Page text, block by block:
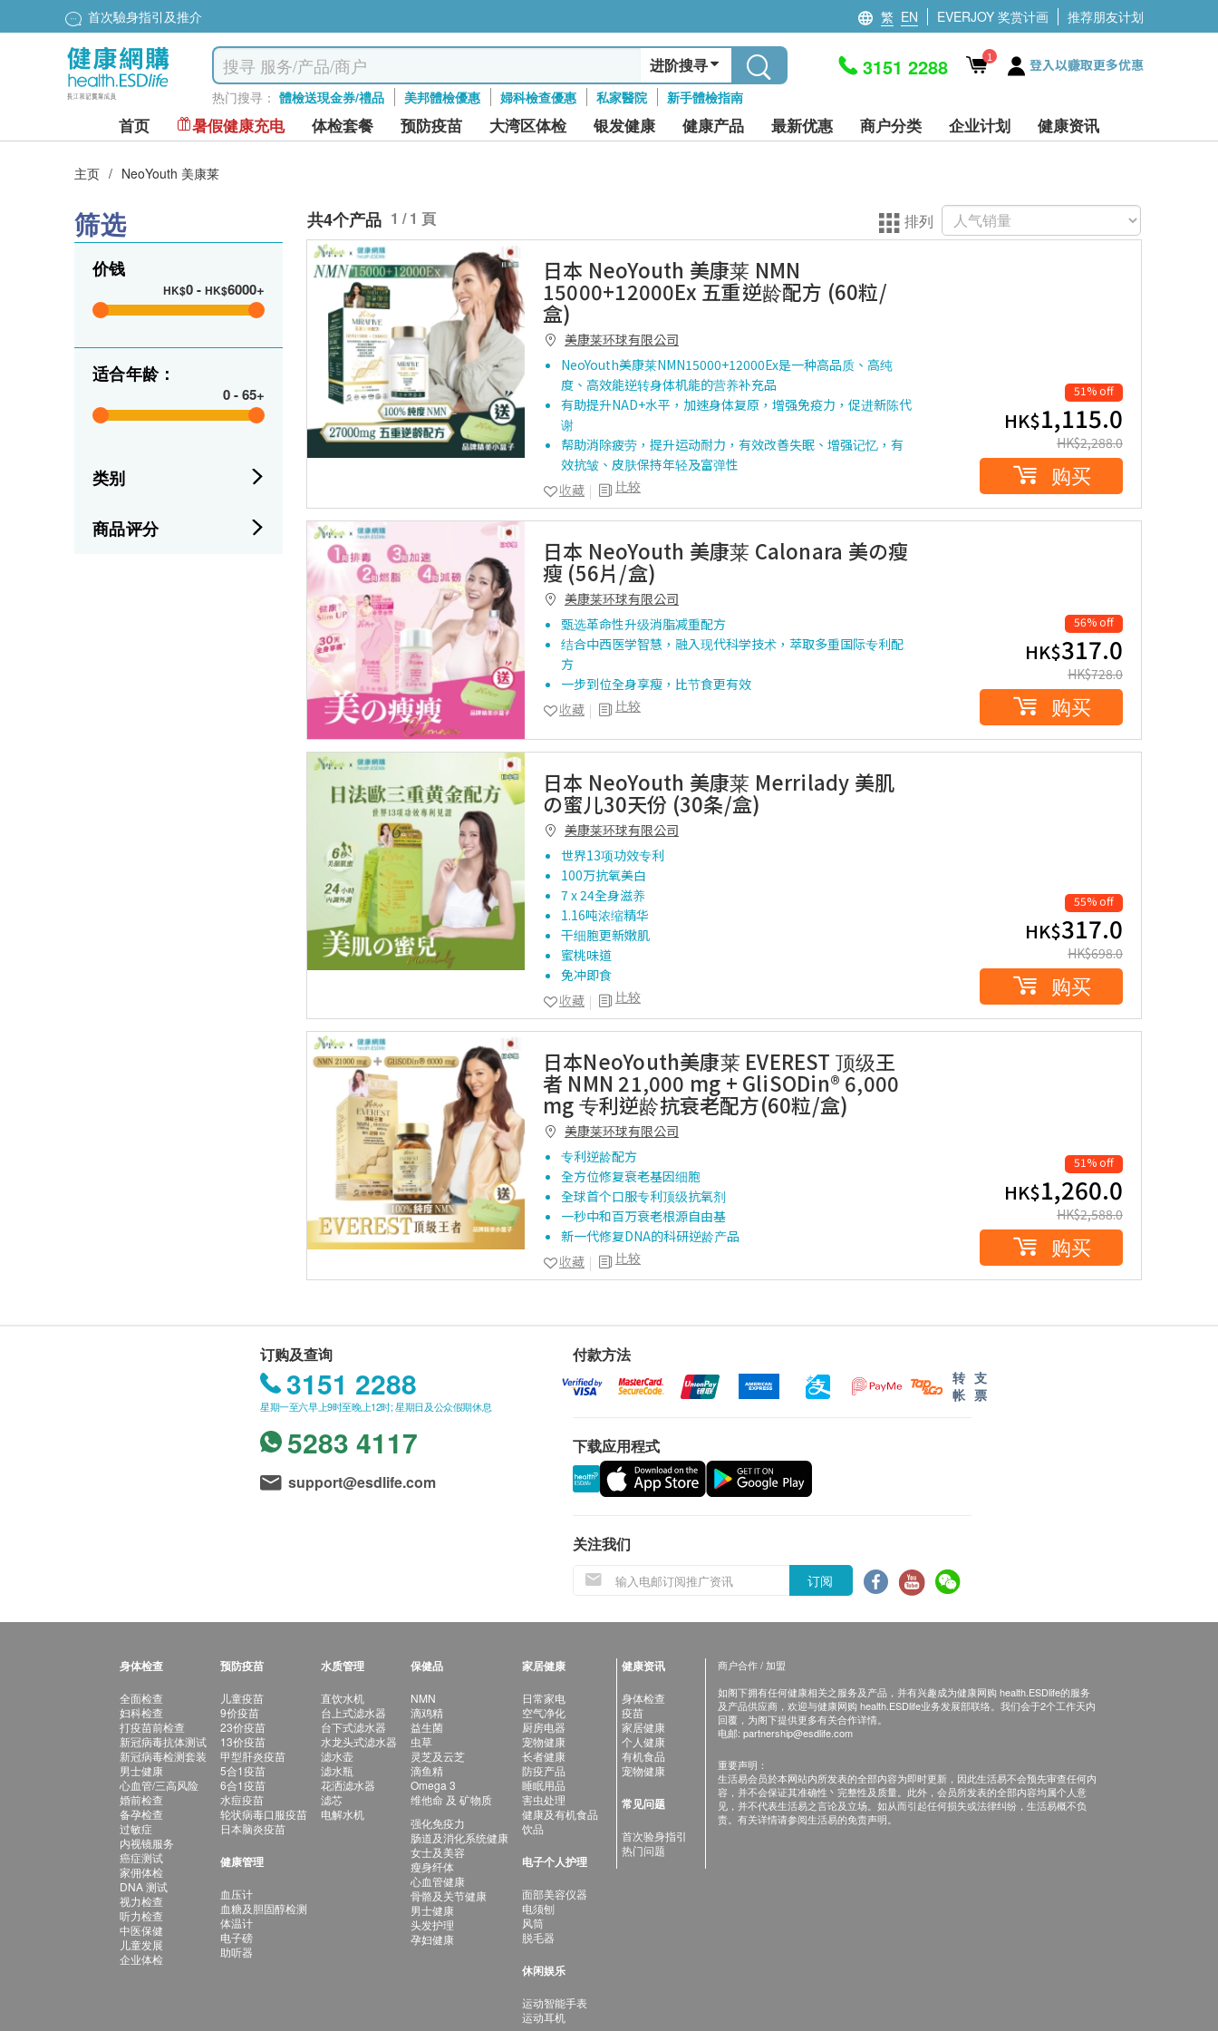
首次驗身指引及推介 繁 EN EVERJOY 奖赏计画 推荐朋友计划
进阶搜寻
热门搜寻： 體檢送現金券/禮品 美邦體檢優惠 婦科檢查優惠 私家醫院 新手體檢指南
3151 2288 1 登入以赚取更多优惠
首页 暑假健康充电 体检套餐 预防疫苗 大湾区体检 银发健康 健康产品 最新优惠 商户分类 企业计划 健康资讯
主页 / NeoYouth 美康莱
筛选
价钱
HK$0- HK$6000+
适合年龄：
0-65+
类别
商品评分
共4个产品 1 / 1 頁 排列
日本 NeoYouth 美康莱 NMN
15000+12000Ex 五重逆龄配方 (60粒/
盒)
美康莱环球有限公司
NeoYouth美康莱NMN15000+12000Ex是一种高品质、高纯
度、高效能逆转身体机能的营养补充品
有助提升NAD+水平，加速身体复原，增强免疫力，促进新陈代
谢
帮助消除疲劳，提升运动耐力，有效改善失眠、增强记忆，有
效抗皱、皮肤保持年轻及富弹性
比较
收藏
51% off
HK$1,115.0
HK$2,288.0
购买
日本 NeoYouth 美康莱 Calonara 美の瘦
瘦 (56片/盒)
美康莱环球有限公司
甄选革命性升级消脂减重配方
结合中西医学智慧，融入现代科学技术，萃取多重国际专利配
方
一步到位全身享瘦，比节食更有效
比较
收藏
56% off
HK$317.0
HK$728.0
购买
日本 NeoYouth 美康莱 Merrilady 美肌
の蜜儿30天份 (30条/盒)
美康莱环球有限公司
世界13项功效专利
100万抗氧美白
7 x 24全身滋养
1.16吨浓缩精华
干细胞更新嫩肌
蜜桃味道
免冲即食
比较
收藏
55% off
HK$317.0
HK$698.0
购买
日本NeoYouth美康莱 EVEREST 顶级王
者 NMN 21,000 mg + GliSODin® 6,000
mg 专利逆龄抗衰老配方(60粒/盒)
美康莱环球有限公司
专利逆龄配方
全方位修复衰老基因细胞
全球首个口服专利顶级抗氧剂
一秒中和百万衰老根源自由基
新一代修复DNA的科研逆龄产品
比较
收藏
51% off
HK$1,260.0
HK$2,588.0
购买
订购及查询
3151 2288
星期一至六早上9时至晚上12时; 星期日及公众假期休息
5283 4117
support@esdlife.com
付款方法
转
帐
支
票
下载应用程式
关注我们
订阅
身体检查
全面检查
妇科检查
打疫苗前检查
新冠病毒抗体测试
新冠病毒检测套装
男士健康
心血管/三高风险
婚前检查
备孕检查
过敏症
内视镜服务
癌症测试
家佣体检
DNA 测试
视力检查
听力检查
中医保健
儿童发展
企业体检
预防疫苗
儿童疫苗
9价疫苗
23价疫苗
13价疫苗
甲型肝炎疫苗
5合1疫苗
6合1疫苗
水痘疫苗
轮状病毒口服疫苗
日本脑炎疫苗
健康管理
血压计
血糖及胆固醇检测
体温计
电子磅
助听器
水质管理
直饮水机
台上式滤水器
台下式滤水器
水龙头式滤水器
滤水壶
滤水瓶
花洒滤水器
滤芯
电解水机
保健品
NMN
滴鸡精
益生菌
虫草
灵芝及云芝
滴鱼精
Omega 3
维他命 及 矿物质
强化免疫力
肠道及消化系统健康
女士及美容
瘦身纤体
心血管健康
骨骼及关节健康
男士健康
头发护理
孕妇健康
家居健康
日常家电
空气净化
厨房电器
宠物健康
长者健康
防疫产品
睡眠用品
害虫处理
健康及有机食品
饮品
电子个人护理
面部美容仪器
电须刨
风筒
脱毛器
休闲娱乐
运动智能手表
运动耳机
健康资讯
身体检查
疫苗
家居健康
个人健康
有机食品
宠物健康
常见问题
首次验身指引
热门问题
商户合作 / 加盟
如阁下拥有任何健康相关之服务及产品，并有兴趣成为健康网购 health.ESDlife的服务
及产品供应商，欢迎与健康网购 health.ESDlife业务发展部联络。我们会于2个工作天内
回覆，为阁下提供更多有关合作详情。
电邮: partnership@esdlife.com
重要声明：
生活易会员於本网站内所发表的全部内容为即时更新，因此生活易不会预先审查任何内
容，并不会保证其准确性丶完整性及质量。此外，会员所发表的全部内容均属个人意
见，并不代表生活易之言论及立场。如从而引起任何损失或法律纠纷，生活易概不负
责。有关详情请参阅生活易的免责声明。